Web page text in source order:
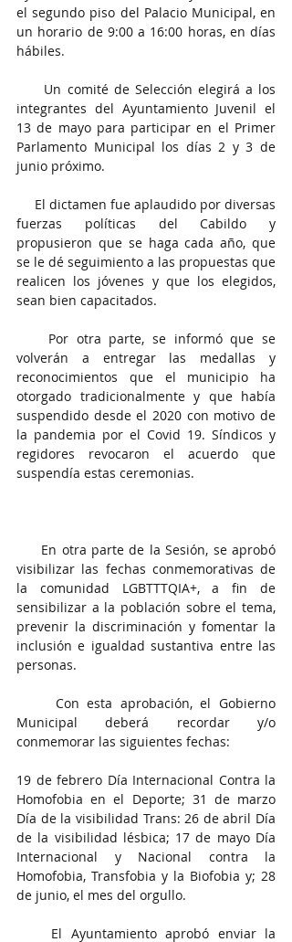
el segundo piso del Palacio Municipal, en
un horario de 9:00 a 16:00 horas, en días
hábiles.
integrantes del Ayuntamiento Juvenil el
13 de mayo para participar en el Primer
Parlamento Municipal los días 2 y 3 de
junio próximo.
fuerzas políticas del Cabildo y
propusieron que se haga cada año, que
se le dé seguimiento a las propuestas que
realicen los jóvenes y que los elegidos,
sean bien capacitados.
volverán a entregar las medallas y
reconocimientos que el municipio ha
otorgado tradicionalmente y que había
suspendido desde el 2020 con motivo de
la pandemia por el Covid 19. Síndicos y
regidores revocaron el acuerdo que
suspendía estas ceremonias.
visibilizar las fechas conmemorativas de
la comunidad LGBTTTQIA+, a fin de
sensibilizar a la población sobre el tema,
prevenir la discriminación y fomentar la
inclusión e igualdad sustantiva entre las
personas.
Municipal deberá recordar y/o
conmemorar las siguientes fechas:
19 de febrero Día Internacional Contra la
Homofobia en el Deporte; 31 de marzo
Día de la visibilidad Trans: 26 de abril Día
de la visibilidad lésbica; 17 de mayo Día
Internacional y Nacional contra la
Homofobia, Transfobia y la Biofobia y; 28
de junio, el mes del orgullo.